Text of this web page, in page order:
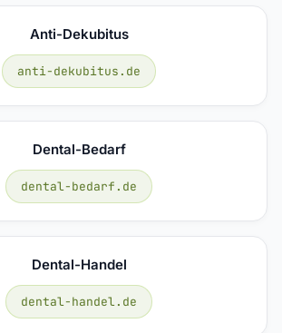
Anti-Dekubitus
anti-dekubitus.de
Dental-Bedarf
dental-bedarf.de
Dental-Handel
dental-handel.de